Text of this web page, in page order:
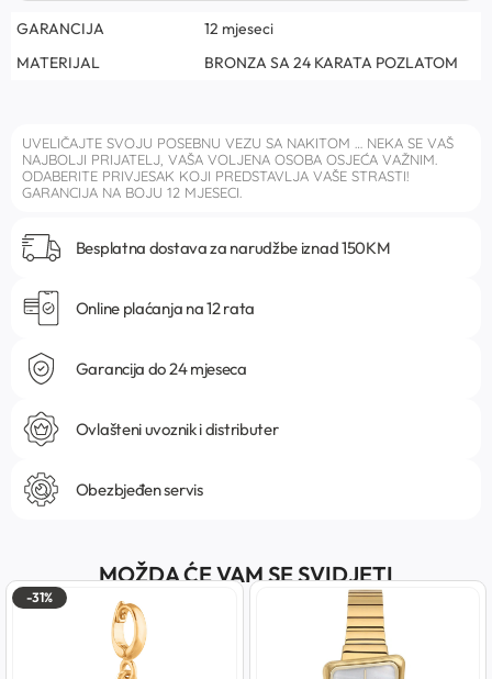
GARANCIJA
12 mjeseci
MATERIJAL
BRONZA SA 24 KARATA POZLATOM
UVELIČAJTE SVOJU POSEBNU VEZU SA NAKITOM … NEKA SE VAŠ
NAJBOLJI PRIJATELJ, VAŠA VOLJENA OSOBA OSJEĆA VAŽNIM.
ODABERITE PRIVJESAK KOJI PREDSTAVLJA VAŠE STRASTI!
GARANCIJA NA BOJU 12 MJESECI.
Besplatna dostava za narudžbe iznad 150KM
Online plaćanja na 12 rata
Garancija do 24 mjeseca
Ovlašteni uvoznik i distributer
Obezbjeđen servis
MOŽDA ĆE VAM SE SVIDJETI
-31%